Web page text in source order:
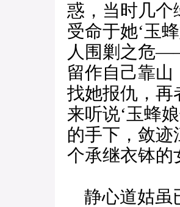
惑，当时几个
受命于她‘玉
人围剿之危
留作自己靠
找她报仇，再
来听说‘玉蜂
的手下，敛
个承继衣钵的
静心道姑虽